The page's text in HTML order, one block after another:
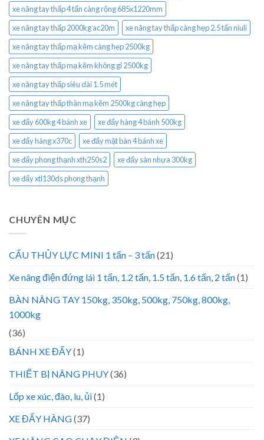
xe nâng tay thấp 4 tấn càng rộng 685x1220mm
xe nâng tay thấp 2000kg ac20m
xe nâng tay thấp càng hẹp 2.5 tấn niuli
xe nâng tay thấp mạ kẽm càng hẹp 2500kg
xe nâng tay thấp mạ kẽm không gỉ 2500kg
xe nâng tay thấp siêu dài 1.5 mét
xe nâng tay thấp thân mạ kẽm 2500kg càng hẹp
xe đẩy 600kg 4 bánh xe
xe đẩy hàng 4 bánh 500kg
xe đẩy hàng x370c
xe đẩy mặt bàn 4 bánh xe
xe đẩy phong thạnh xth250s2
xe đẩy sàn nhựa 300kg
xe đẩy xtl130ds phong thạnh
CHUYÊN MỤC
CẨU THỦY LỰC MINI 1 tấn – 3 tấn(21)
Xe nâng điện đứng lái 1 tấn, 1.2 tấn, 1.5 tấn, 1.6 tấn, 2 tấn(1)
BÀN NÂNG TAY 150kg, 350kg, 500kg, 750kg, 800kg,
1000kg
(36)
BÁNH XE ĐẨY(1)
THIẾT BỊ NÂNG PHUY(36)
Lốp xe xúc, đào, lu, ủi(1)
XE ĐẨY HÀNG(37)